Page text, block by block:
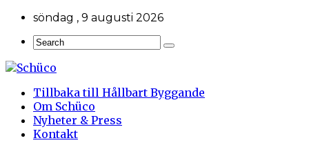
söndag , 9 augusti 2026
Tillbaka till Hållbart Byggande
Om Schüco
Nyheter & Press
Kontakt